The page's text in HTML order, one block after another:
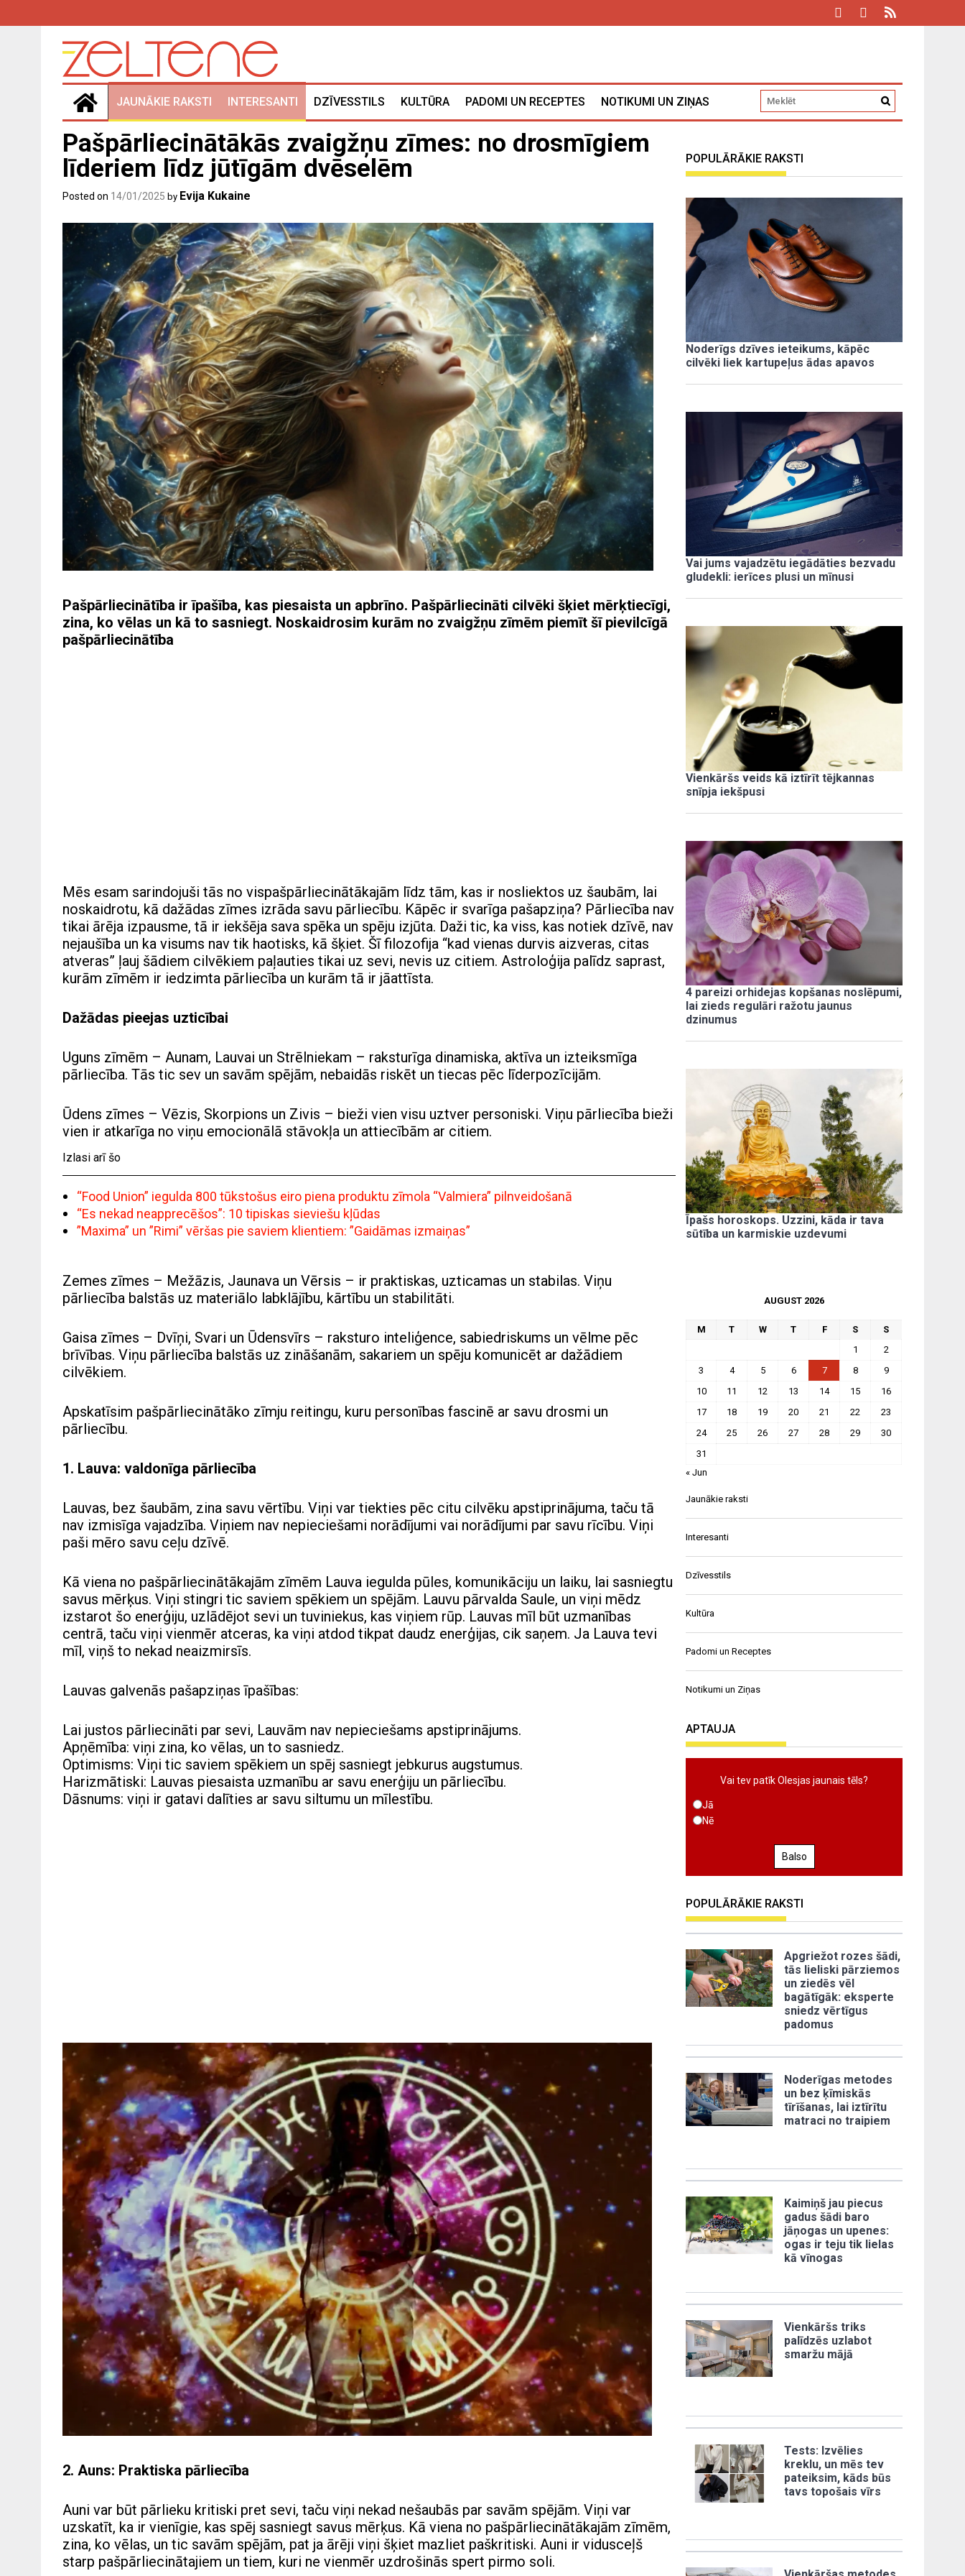
JAUNĀKIE RAKSTI INTERESANTI DZĪVESSTILS KULTŪRA PADOMI UN RECEPTES NOTIKUMI UN ZIŅAS
Pašpārliecinātākās zvaigžņu zīmes: no drosmīgiem
līderiem līdz jūtīgām dvēselēm
Posted on 14/01/2025 by Evija Kukaine
Pašpārliecinātība ir īpašība, kas piesaista un apbrīno. Pašpārliecināti cilvēki šķiet mērķtiecīgi,
zina, ko vēlas un kā to sasniegt. Noskaidrosim kurām no zvaigžņu zīmēm piemīt šī pievilcīgā
pašpārliecinātība
Mēs esam sarindojuši tās no vispašpārliecinātākajām līdz tām, kas ir nosliektos uz šaubām, lai
noskaidrotu, kā dažādas zīmes izrāda savu pārliecību. Kāpēc ir svarīga pašapziņa? Pārliecība nav
tikai ārēja izpausme, tā ir iekšēja sava spēka un spēju izjūta. Daži tic, ka viss, kas notiek dzīvē, nav
nejaušība un ka visums nav tik haotisks, kā šķiet. Šī filozofija “kad vienas durvis aizveras, citas
atveras” ļauj šādiem cilvēkiem paļauties tikai uz sevi, nevis uz citiem. Astroloģija palīdz saprast,
kurām zīmēm ir iedzimta pārliecība un kurām tā ir jāattīsta.
Dažādas pieejas uzticībai
Uguns zīmēm – Aunam, Lauvai un Strēlniekam – raksturīga dinamiska, aktīva un izteiksmīga
pārliecība. Tās tic sev un savām spējām, nebaidās riskēt un tiecas pēc līderpozīcijām.
Ūdens zīmes – Vēzis, Skorpions un Zivis – bieži vien visu uztver personiski. Viņu pārliecība bieži
vien ir atkarīga no viņu emocionālā stāvokļa un attiecībām ar citiem.
Izlasi arī šo
“Food Union” iegulda 800 tūkstošus eiro piena produktu zīmola “Valmiera” pilnveidošanā
“Es nekad neapprecēšos”: 10 tipiskas sieviešu kļūdas
”Maxima” un ”Rimi” vēršas pie saviem klientiem: ”Gaidāmas izmaiņas”
Zemes zīmes – Mežāzis, Jaunava un Vērsis – ir praktiskas, uzticamas un stabilas. Viņu
pārliecība balstās uz materiālo labklājību, kārtību un stabilitāti.
Gaisa zīmes – Dvīņi, Svari un Ūdensvīrs – raksturo inteliģence, sabiedriskums un vēlme pēc
brīvības. Viņu pārliecība balstās uz zināšanām, sakariem un spēju komunicēt ar dažādiem
cilvēkiem.
Apskatīsim pašpārliecinātāko zīmju reitingu, kuru personības fascinē ar savu drosmi un
pārliecību.
1. Lauva: valdonīga pārliecība
Lauvas, bez šaubām, zina savu vērtību. Viņi var tiekties pēc citu cilvēku apstiprinājuma, taču tā
nav izmisīga vajadzība. Viņiem nav nepieciešami norādījumi vai norādījumi par savu rīcību. Viņi
paši mēro savu ceļu dzīvē.
Kā viena no pašpārliecinātākajām zīmēm Lauva iegulda pūles, komunikāciju un laiku, lai sasniegtu
savus mērķus. Viņi stingri tic saviem spēkiem un spējām. Lauvu pārvalda Saule, un viņi mēdz
izstarot šo enerģiju, uzlādējot sevi un tuviniekus, kas viņiem rūp. Lauvas mīl būt uzmanības
centrā, taču viņi vienmēr atceras, ka viņi atdod tikpat daudz enerģijas, cik saņem. Ja Lauva tevi
mīl, viņš to nekad neaizmirsīs.
Lauvas galvenās pašapziņas īpašības:
Lai justos pārliecināti par sevi, Lauvām nav nepieciešams apstiprinājums.
Apņēmība: viņi zina, ko vēlas, un to sasniedz.
Optimisms: Viņi tic saviem spēkiem un spēj sasniegt jebkurus augstumus.
Harizmātiski: Lauvas piesaista uzmanību ar savu enerģiju un pārliecību.
Dāsnums: viņi ir gatavi dalīties ar savu siltumu un mīlestību.
2. Auns: Praktiska pārliecība
Auni var būt pārlieku kritiski pret sevi, taču viņi nekad nešaubās par savām spējām. Viņi var
uzskatīt, ka ir vienīgie, kas spēj sasniegt savus mērķus. Kā viena no pašpārliecinātākajām zīmēm,
zina, ko vēlas, un tic savām spējām, pat ja ārēji viņi šķiet mazliet paškritiski. Auni ir vidusceļš
starp pašpārliecinātajiem un tiem, kuri ne vienmēr uzdrošinās spert pirmo soli.
POPULĀRĀKIE RAKSTI
Noderīgs dzīves ieteikums, kāpēc
cilvēki liek kartupeļus ādas apavos
Vai jums vajadzētu iegādāties bezvadu
gludekli: ierīces plusi un mīnusi
Vienkāršs veids kā iztīrīt tējkannas
snīpja iekšpusi
4 pareizi orhidejas kopšanas noslēpumi,
lai zieds regulāri ražotu jaunus
dzinumus
Īpašs horoskops. Uzzini, kāda ir tava
sūtība un karmiskie uzdevumi
AUGUST 2026
M T W T F S
S
1
2
3
4 5 6 7 8
9
10
11 12 13 14 15
16
17
18 19 20 21 22
23
24
25 26 27 28 29
30
31
« Jun
Jaunākie raksti
Interesanti
Dzīvesstils
Kultūra
Padomi un Receptes
Notikumi un Ziņas
APTAUJA
Vai tev patīk Olesjas jaunais tēls?
Jā
Nē
Balso
POPULĀRĀKIE RAKSTI
Apgriežot rozes šādi,
tās lieliski pārziemos
un ziedēs vēl
bagātīgāk: eksperte
sniedz vērtīgus
padomus
Noderīgas metodes
un bez ķīmiskās
tīrīšanas, lai iztīrītu
matraci no traipiem
Kaimiņš jau piecus
gadus šādi baro
jāņogas un upenes:
ogas ir teju tik lielas
kā vīnogas
Vienkāršs triks
palīdzēs uzlabot
smaržu mājā
Tests: Izvēlies
kreklu, un mēs tev
pateiksim, kāds būs
tavs topošais vīrs